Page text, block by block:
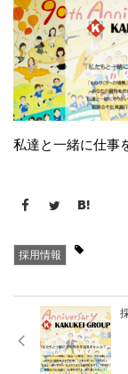
私達と一緒に仕事
採用情報